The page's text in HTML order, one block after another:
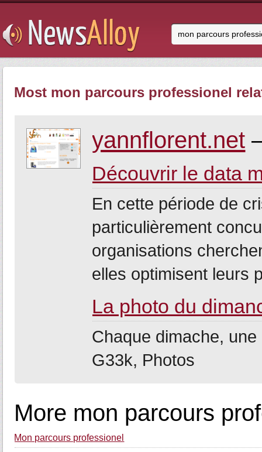
Most mon parcours professionel
yannflorent.net
Découvrir le data
En cette période de
particulièrement
organisations
elles optimisent leurs
La photo du
Chaque dimache,
G33k, Photos
More mon parcours
Mon parcours professionel